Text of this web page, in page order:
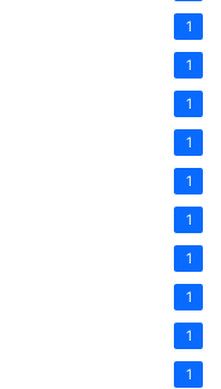
1
1
1
1
1
1
1
1
1
1